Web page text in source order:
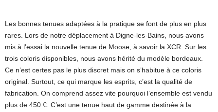
Les bonnes tenues adaptées à la pratique se font de plus en plus
rares. Lors de notre déplacement à Digne-les-Bains, nous avons
mis à l’essai la nouvelle tenue de Moose, à savoir la XCR. Sur les
trois coloris disponibles, nous avons hérité du modèle bordeaux.
Ce n’est certes pas le plus discret mais on s’habitue à ce coloris
original. Surtout, ce qui marque les esprits, c’est la qualité de
fabrication. On comprend assez vite pourquoi l’ensemble est vendu
plus de 450 €. C’est une tenue haut de gamme destinée à la